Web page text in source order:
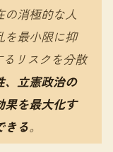
の消極的な人
を最小限に抑
リスクを分散
、立憲政治の
果を最大化す
きる。